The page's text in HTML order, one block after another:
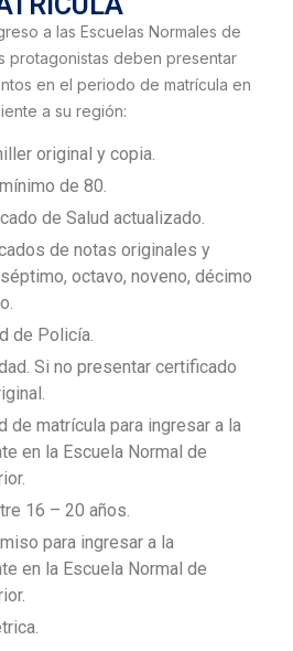
a las Escuelas Normales de
protagonistas deben presentar
en el periodo de matrícula en
a su región:
original y copia.
de 80.
de Salud actualizado.
de notas originales y
octavo, noveno, décimo
de Policía.
Si no presentar certificado
de matrícula para ingresar a la
en la Escuela Normal de
16 – 20 años.
para ingresar a la
en la Escuela Normal de